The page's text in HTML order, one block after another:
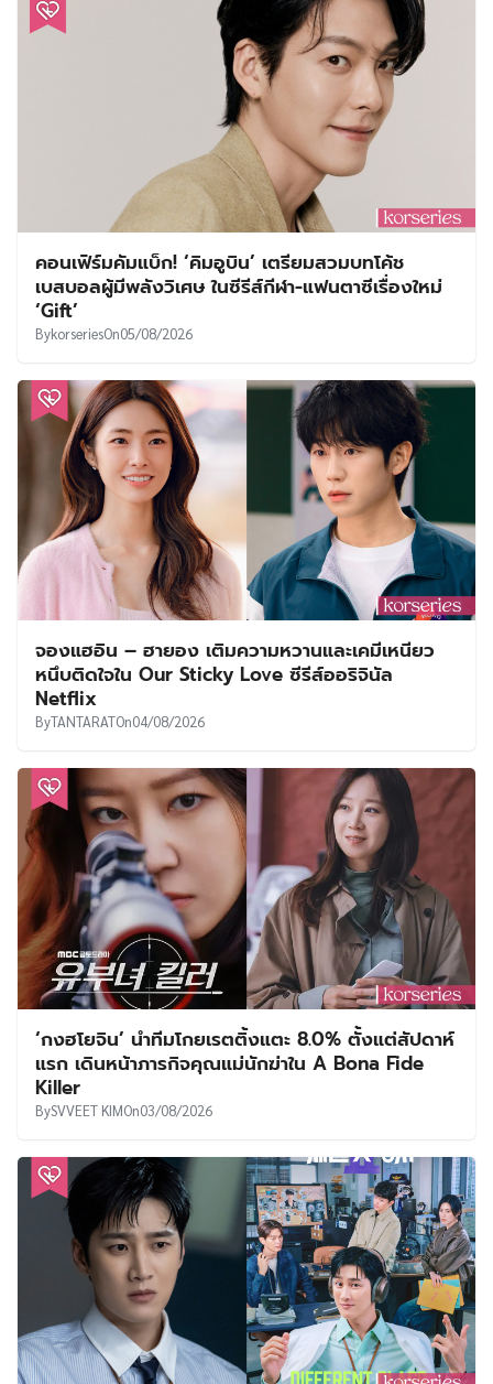
คอนเฟิร์มคัมแบ็ก! ‘คิมอูบิน’ เตรียมสวมบทโค้ช
เบสบอลผู้มีพลังวิเศษ ในซีรีส์กีฬา-แฟนตาซีเรื่องใหม่
‘Gift’
BykorseriesOn05/08/2026
จองแฮอิน – ฮายอง เติมความหวานและเคมีเหนียว
หนึบติดใจใน Our Sticky Love ซีรีส์ออริจินัล
Netflix
ByTANTARATOn04/08/2026
‘กงฮโยจิน’ นำทีมโกยเรตติ้งแตะ 8.0% ตั้งแต่สัปดาห์
แรก เดินหน้าภารกิจคุณแม่นักฆ่าใน A Bona Fide
Killer
BySVVEET KIMOn03/08/2026